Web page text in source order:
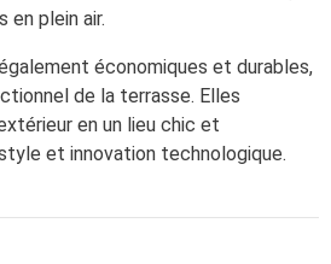
en plein air.
économiques et durables,
de la terrasse. Elles
en un lieu chic et
et innovation technologique.